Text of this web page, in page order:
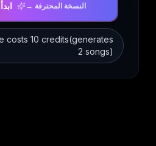
→ النسخة المحترفة
costs 10 credits(generates
2 songs)